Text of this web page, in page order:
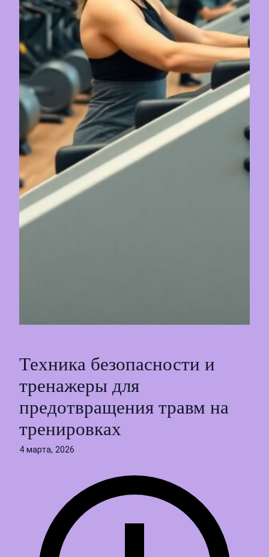
Техника безопасности и
тренажеры для
предотвращения травм на
тренировках
4 марта, 2026